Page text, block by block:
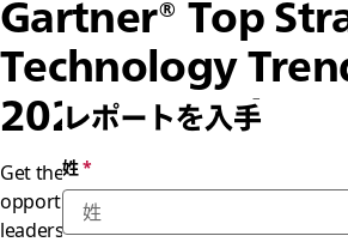
Gartner® Top
Technology
2025: Agentic AI
Get the research report from Gartner®
opportunities and dangers of agentic
leaders can prepare
レポートを入手
姓*